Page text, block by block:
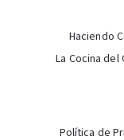
Haciendo
La Cocina del
Política de